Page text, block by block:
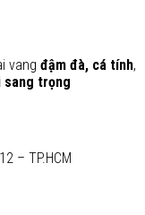
vang đậm đà, cá tính,
sang trọng
– TP.HCM